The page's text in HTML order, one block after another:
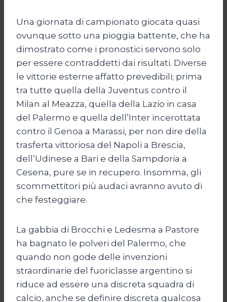
Una giornata di campionato giocata quasi
ovunque sotto una pioggia battente, che ha
dimostrato come i pronostici servono solo
per essere contraddetti dai risultati. Diverse
le vittorie esterne affatto prevedibili; prima
tra tutte quella della Juventus contro il
Milan al Meazza, quella della Lazio in casa
del Palermo e quella dell’Inter incerottata
contro il Genoa a Marassi, per non dire della
trasferta vittoriosa del Napoli a Brescia,
dell’Udinese a Bari e della Sampdoria a
Cesena, pure se in recupero. Insomma, gli
scommettitori più audaci avranno avuto di
che festeggiare.
La gabbia di Brocchi e Ledesma a Pastore
ha bagnato le polveri del Palermo, che
quando non gode delle invenzioni
straordinarie del fuoriclasse argentino si
riduce ad essere una discreta squadra di
calcio, anche se definire discreta qualcosa